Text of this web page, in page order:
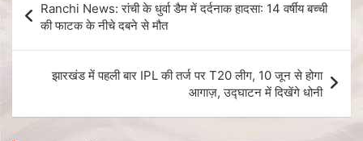
Ranchi News: रांची के धुर्वा डैम में दर्दनाक हादसा: 14 वर्षीय बच्ची
की फाटक के नीचे दबने से मौत
झारखंड में पहली बार IPL की तर्ज पर T20 लीग, 10 जून से होगा
आगाज़, उद्घाटन में दिखेंगे धोनी